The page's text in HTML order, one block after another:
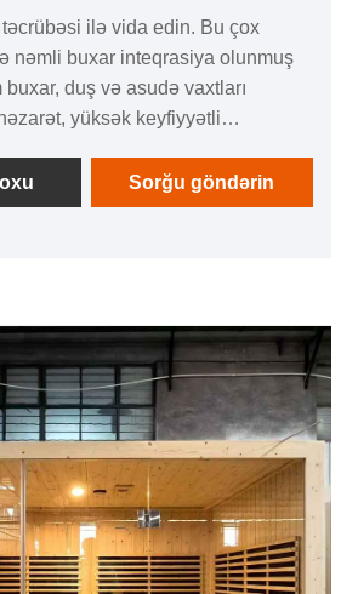
təcrübəsi ilə vida edin. Bu çox
nəmli buxar inteqrasiya olunmuş
duş və asudə vaxtları
yüksək keyfiyyətli
məkanını yaradır.Sorğu göndərin